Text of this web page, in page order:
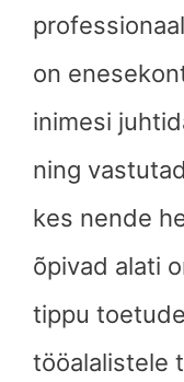
on
inimesi
ning
kes nende
õpivad alati
tippu
tööalalistele